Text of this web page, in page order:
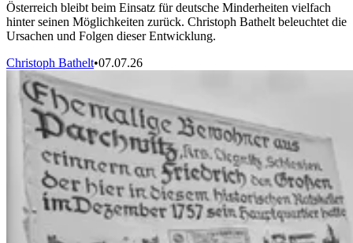
Österreich bleibt beim Einsatz für deutsche Minderheiten vielfach
hinter seinen Möglichkeiten zurück. Christoph Bathelt beleuchtet die
Ursachen und Folgen dieser Entwicklung.
Christoph Bathelt•07.07.26